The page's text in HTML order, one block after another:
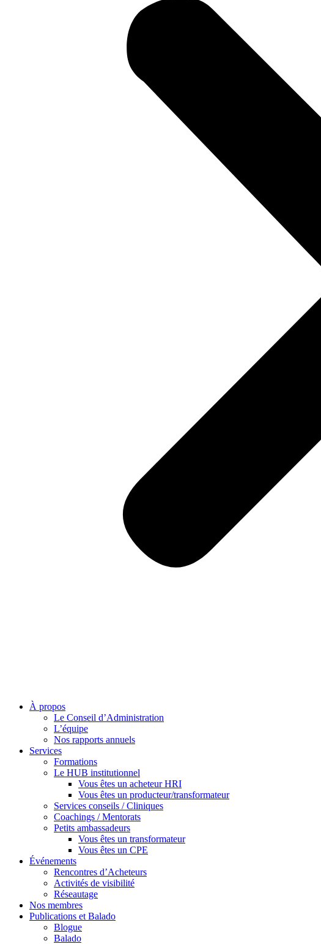
À propos
Le Conseil d’Administration
L’équipe
Nos rapports annuels
Services
Formations
Le HUB institutionnel
Vous êtes un acheteur HRI
Vous êtes un producteur/transformateur
Services conseils / Cliniques
Coachings / Mentorats
Petits ambassadeurs
Vous êtes un transformateur
Vous êtes un CPE
Événements
Rencontres d’Acheteurs
Activités de visibilité
Réseautage
Nos membres
Publications et Balado
Blogue
Balado